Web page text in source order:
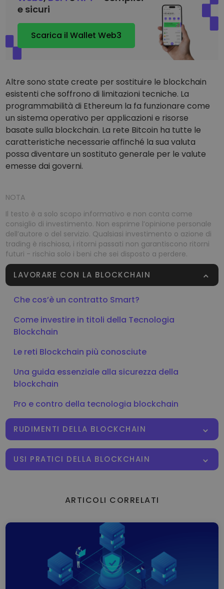
e sicuri
Scarica il Wallet Web3
Altre sono state create per sostituire le blockchain
esistenti che soffrono di limitazioni tecniche. La
programmabilità di Ethereum la fa funzionare come
un sistema operativo per applicazioni e risorse
basate sulla blockchain. La rete Bitcoin ha tutte le
caratteristiche necessarie affinché la sua valuta
possa diventare un sostituto generale per le valute
emesse dai governi.
NOTA
Il testo è a solo scopo informativo e non conta come
consiglio di investimento. Non esprime l’opinione personale
dell’autore o del servizio. Qualsiasi investimento o azione di
trading è rischiosa, i ritorni passati non garantiscono ritorni
futuri - rischia solo i beni che sei disposto a perdere.
LAVORARE CON LA BLOCKCHAIN
Che cos’è un contratto Smart?
Come investire in titoli della Tecnologia
Blockchain
Le reti Blockchain più conosciute
Una guida essenziale alla sicurezza della
blockchain
Pro e contro della tecnologia blockchain
RUDIMENTI DELLA BLOCKCHAIN
USI PRATICI DELLA BLOCKCHAIN
ARTICOLI CORRELATI